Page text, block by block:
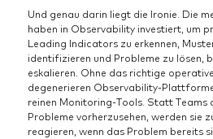
Und genau darin liegt die Ironie. Die
haben in Observability investiert, um
Leading Indicators zu erkennen,
identifizieren und Probleme zu lösen,
eskalieren. Ohne das richtige
degenerieren Observability-
reinen Monitoring-Tools. Statt Teams
Probleme vorherzusehen, werden sie
reagieren, wenn das Problem bereits